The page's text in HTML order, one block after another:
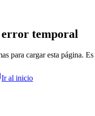
temporal
para cargar esta página.
Ir al inicio